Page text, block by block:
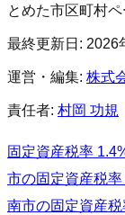
とめた市区町村ペ
最終更新日: 2026
運営・編集: 株式
責任者: 村岡 功規
固定資産税率
市の固定資産税
南市の固定資産